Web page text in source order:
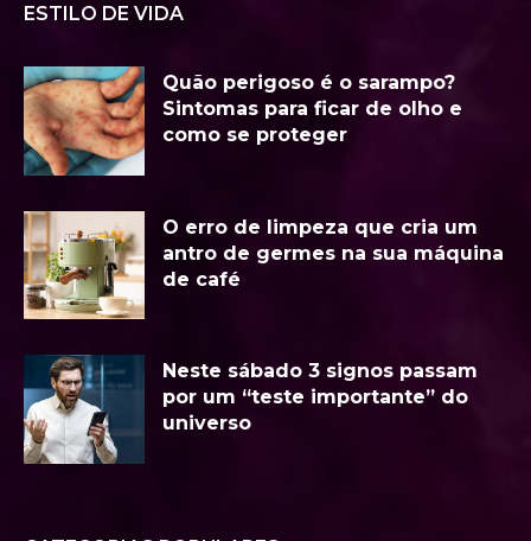
ESTILO DE VIDA
Quão perigoso é o sarampo?
Sintomas para ficar de olho e
como se proteger
O erro de limpeza que cria um
antro de germes na sua máquina
de café
Neste sábado 3 signos passam
por um “teste importante” do
universo